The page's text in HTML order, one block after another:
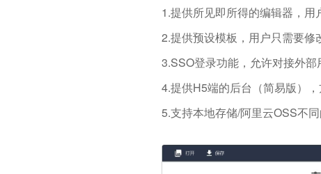
1.提供所见即所得的编辑器，用
2.提供预设模板，用户只需要
3.SSO登录功能，允许对接外部
4.提供H5端的后台（简易版）
5.支持本地存储/阿里云OSS不同